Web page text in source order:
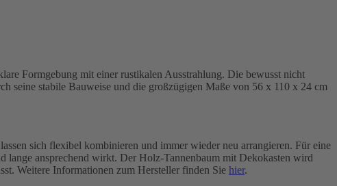
Formgebung mit einer rustikalen Ausstrahlung. Die bewusst nicht
seine stabile Bauweise und die großzügigen Maße von 56 x 110 x 24 cm
sich flexibel kombinieren und immer wieder neu arrangieren. Für eine
lange ansprechend wirkt. Der Holz-Tannenbaum mit Dekokasten wird
Weitere Informationen zum Hersteller finden Sie hier.